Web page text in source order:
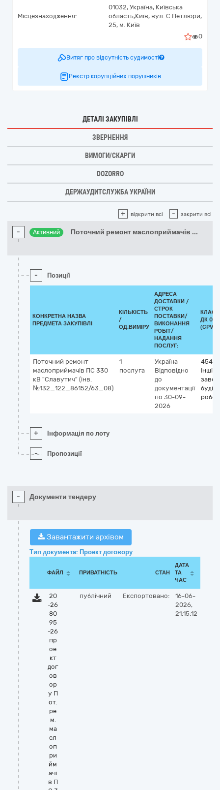
Місцезнаходження:
01032, Україна, Київська
область,Київ, вул. С.Петлюри,
25, м. Київ
0
Витяг про відсутність судимості
Реєстр корупційних порушників
ДЕТАЛІ ЗАКУПІВЛІ
ЗВЕРНЕННЯ
ВИМОГИ/СКАРГИ
DOZORRO
ДЕРЖАУДИТСЛУЖБА УКРАЇНИ
+ відкрити всі - закрити всі
- Активний Поточний ремонт маслоприймачів ...
- Позиції
КОНКРЕТНА НАЗВА
ПРЕДМЕТА ЗАКУПІВЛІ
КІЛЬКІСТЬ
/
ОД.ВИМІРУ
АДРЕСА
ДОСТАВКИ /
СТРОК
ПОСТАВКИ/
ВИКОНАННЯ
РОБІТ/
НАДАННЯ
ПОСЛУГ:
ДК
(CPV)
Поточний ремонт
маслоприймачів ПС 330
кВ "Славутич" (інв.
№132_122_86152/63_08)
1
послуга
Україна
Відповідно
до
документації
по 30-09-
2026
Інші
+ Інформація по лоту
- Пропозиції
- Документи тендеру
Завантажити архівом
Тип документа: Проект договору
ФАЙЛ ПРИВАТНІСТЬ СТАН
ДАТА
ТА
ЧАС
20
-26
80
95
-26
пр
ое
кт
дог
ов
ор
у П
от.
ре
м.
ма
сл
оп
ри
йм
ачі
в П
публічний Експортовано:
16-06-
2026,
21:15:12